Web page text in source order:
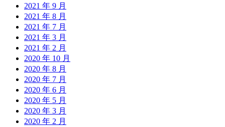
2021 年 9 月
2021 年 8 月
2021 年 7 月
2021 年 3 月
2021 年 2 月
2020 年 10 月
2020 年 8 月
2020 年 7 月
2020 年 6 月
2020 年 5 月
2020 年 3 月
2020 年 2 月